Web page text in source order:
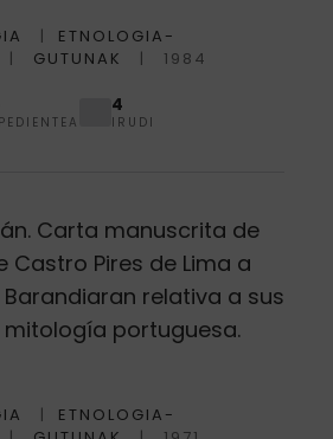
ETNOLOGIA-
GUTUNAK 1984
4
IRUDI
Carta manuscrita de
Castro Pires de Lima a
Barandiaran relativa a sus
portuguesa.
ETNOLOGIA-